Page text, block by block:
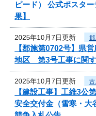
ピード） 公式ポスタ
果】
2025年10月7日更新
【郡施第0702号】県
地区 第3号工事に関
2025年10月7日更新
【建設工事】工維3
安全交付金（雪寒・大